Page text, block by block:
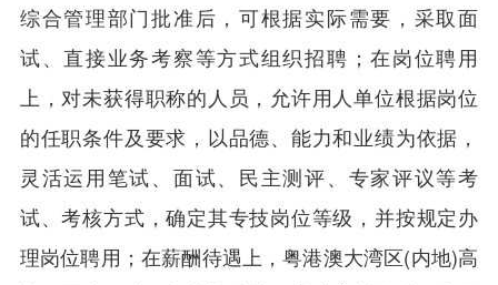
综合管理部门批准后，可根据实际需要，采取面
试、直接业务考察等方式组织招聘；在岗位聘用
上，对未获得职称的人员，允许用人单位根据岗位
的任职条件及要求，以品德、能力和业绩为依据，
灵活运用笔试、面试、民主测评、专家评议等考
试、考核方式，确定其专技岗位等级，并按规定办
理岗位聘用；在薪酬待遇上，粤港澳大湾区(内地)高